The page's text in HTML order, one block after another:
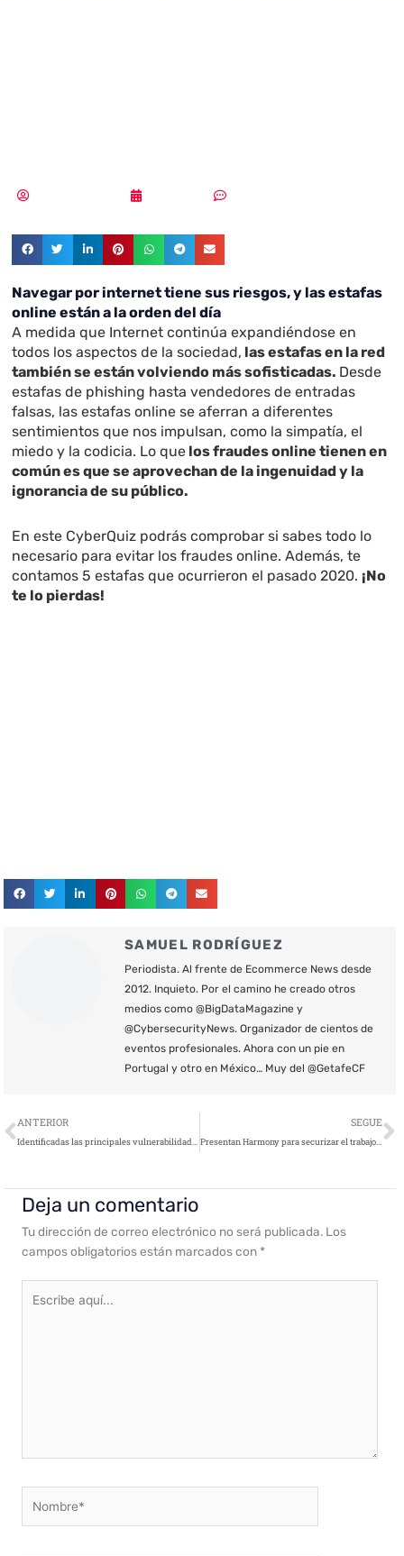
Navegar por internet tiene sus riesgos, y las estafas
online están a la orden del día
A medida que Internet continúa expandiéndose en
todos los aspectos de la sociedad, las estafas en la red
también se están volviendo más sofisticadas. Desde
estafas de phishing hasta vendedores de entradas
falsas, las estafas online se aferran a diferentes
sentimientos que nos impulsan, como la simpatía, el
miedo y la codicia. Lo que los fraudes online tienen en
común es que se aprovechan de la ingenuidad y la
ignorancia de su público.
En este CyberQuiz podrás comprobar si sabes todo lo
necesario para evitar los fraudes online. Además, te
contamos 5 estafas que ocurrieron el pasado 2020. ¡No
te lo pierdas!
SAMUEL RODRÍGUEZ
Periodista. Al frente de Ecommerce News desde
2012. Inquieto. Por el camino he creado otros
medios como @BigDataMagazine y
@CybersecurityNews. Organizador de cientos de
eventos profesionales. Ahora con un pie en
Portugal y otro en México… Muy del @GetafeCF
Ant
ANTERIOR
Identificadas las principales vulnerabilidades en ciberseguridad en las empresas aseguradoras más importantes de España
SEGUE
Presentan Harmony para securizar el trabajo en remoto
Deja un comentario
Tu dirección de correo electrónico no será publicada. Los
campos obligatorios están marcados con *
aquí...